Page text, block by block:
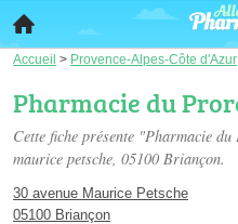
Accueil > Provence-Alpes-Côte d'Azur
Pharmacie du
Cette fiche présente "Pharmacie
maurice petsche, 05100 Briançon.
30 avenue Maurice Petsche
05100 Briançon